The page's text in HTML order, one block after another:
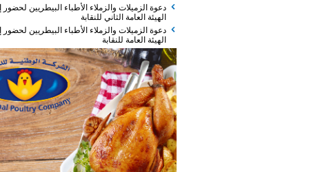
دعوة الزميلات والزملاء الأطباء البيطريين لحضور إجتماع
الهيئة العامة الثاني للنقابة
دعوة الزميلات والزملاء الأطباء البيطريين لحضور إجتماع
الهيئة العامة للنقابة